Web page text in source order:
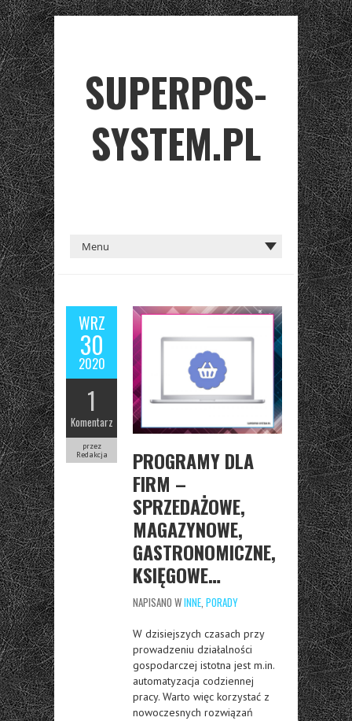
SUPERPOS-
SYSTEM.PL
WRZ
30
2020
1
Komentarz
przez
Redakcja
PROGRAMY DLA
FIRM –
SPRZEDAŻOWE,
MAGAZYNOWE,
GASTRONOMICZNE,
KSIĘGOWE…
NAPISANO WINNE, PORADY
W dzisiejszych czasach przy
prowadzeniu działalności
gospodarczej istotna jest m.in.
automatyzacja codziennej
pracy. Warto więc korzystać z
nowoczesnych rozwiązań